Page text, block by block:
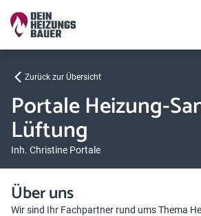
Zurück zur Übersicht
Portale Heizung-
Lüftung
Inh. Christine Portale
Über uns
Wir sind Ihr Fachpartner rund ums Thema